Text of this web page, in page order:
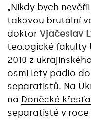
„Nikdy bych
takovou brutální
doktor Vjačeslav
teologické fakulty
2010 z
osmi lety padlo
separatistů. Na
na Doněcké
separatisté v roce